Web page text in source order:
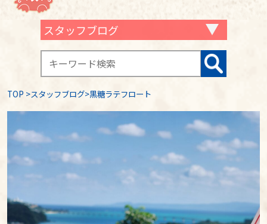
スタッフブログ
TOP >スタッフブログ>黒糖ラテフロート